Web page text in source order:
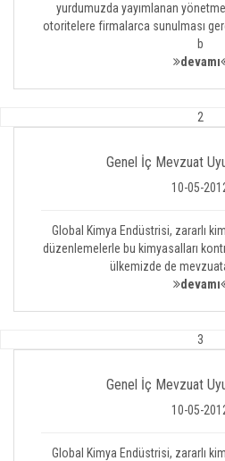
yurdumuzda yayımlanan
otoritelere firmalarca sunulması
b
devamı
2
Genel İç Mevzuat
10-05-
Global Kimya Endüstrisi, zararlı
düzenlemelerle bu kimyasalları
ülkemizde de
devamı
3
Genel İç Mevzuat
10-05-
Global Kimya Endüstrisi, zararlı